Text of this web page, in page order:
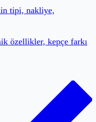
tipi, nakliye,
özellikler, kepçe farkı